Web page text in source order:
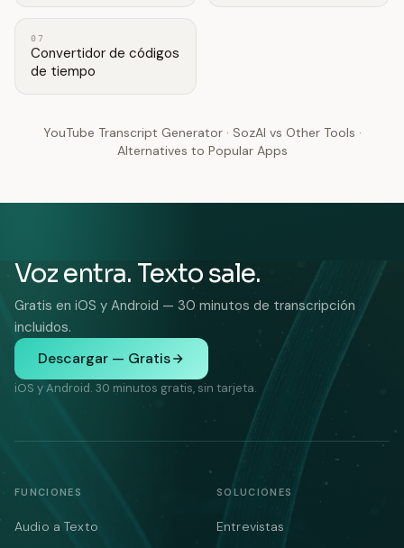
07
Convertidor de códigos
de tiempo
YouTube Transcript Generator· SozAI vs Other Tools ·
Alternatives to Popular Apps
Voz entra. Texto sale.
Gratis en iOS y Android — 30 minutos de transcripción
incluidos.
Descargar — Gratis
iOS y Android. 30 minutos gratis, sin tarjeta.
FUNCIONES
Audio a Texto
SOLUCIONES
Entrevistas